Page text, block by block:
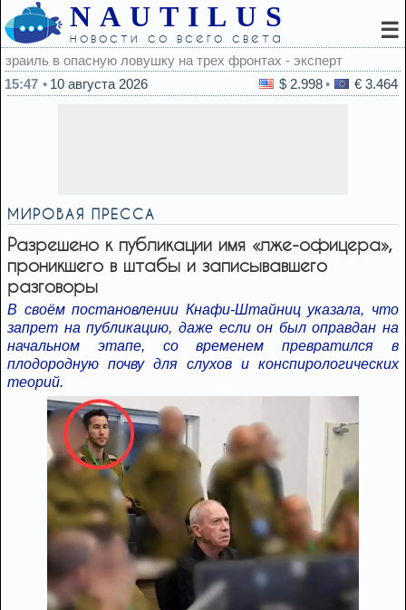
NAUTILUS
новости со всего света ☰
- эксперт
15:47
10 августа 2026 $ 2.998 € 3.464
МИРОВАЯ ПРЕССА
Разрешено к публикации имя «лжe-офицера»,
проникшего в штабы и записывавшего
разговоры
В своём постановлении Кнафи-Штайниц указала, что
запрет на публикацию, даже если он был оправдан на
начальном этапе, со временем превратился в
плодородную почву для слухов и конспирологических
теорий.